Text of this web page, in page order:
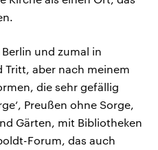
und zumal in
Tritt, aber nach meinem
die sehr gefällig
Preußen ohne Sorge,
Gärten, mit Bibliotheken
Forum, das auch